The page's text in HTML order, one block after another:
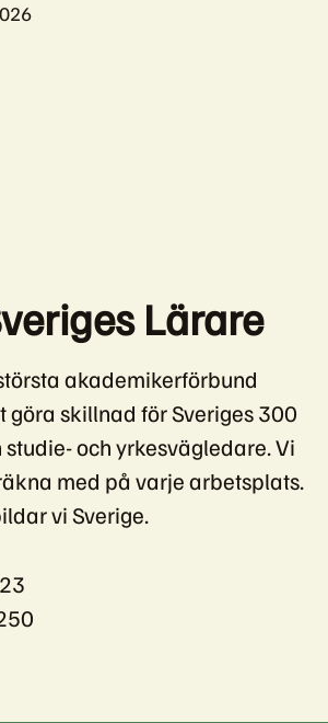
Lärare
akademikerförbund
göra skillnad för Sveriges 300
och yrkesvägledare. Vi
med på varje arbetsplats.
vi Sverige.